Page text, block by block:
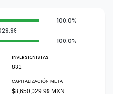
100.0%
100.0%
INVERSIONISTAS
831
CAPITALIZACIÓN META
$8,650,029.99 MXN